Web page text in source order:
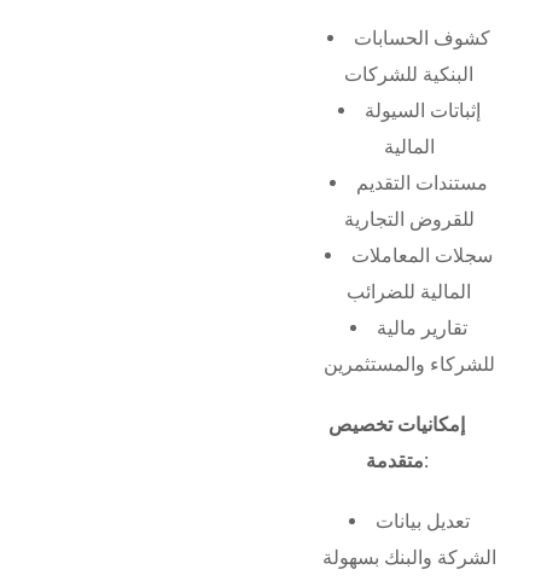
كشوف الحسابات
البنكية للشركات
إثباتات السيولة
المالية
مستندات التقديم
للقروض التجارية
سجلات المعاملات
المالية للضرائب
تقارير مالية
للشركاء والمستثمرين
إمكانيات تخصيص
متقدمة:
تعديل بيانات
الشركة والبنك بسهولة